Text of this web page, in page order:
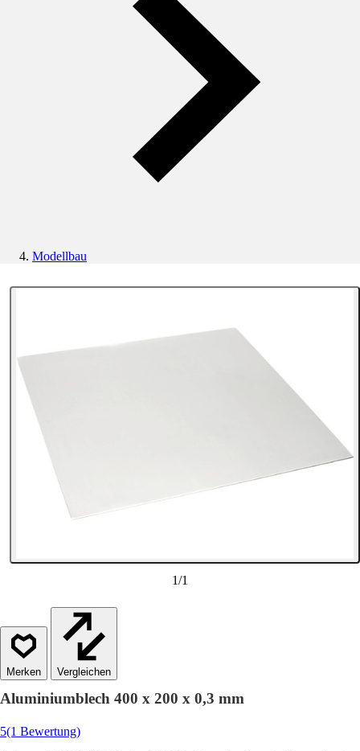
Modellbau
1/1
Vergleichen
Aluminiumblech 400 x 200 x 0,3 mm
5(1 Bewertung)